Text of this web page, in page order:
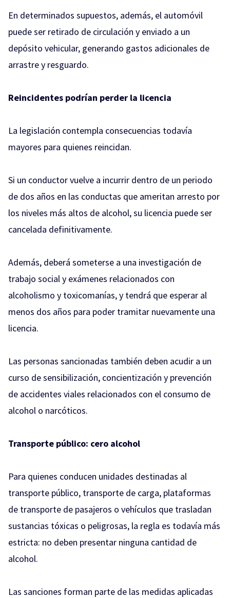
En determinados supuestos, además, el automóvil
puede ser retirado de circulación y enviado a un
depósito vehicular, generando gastos adicionales de
arrastre y resguardo.
Reincidentes podrían perder la licencia
La legislación contempla consecuencias todavía
mayores para quienes reincidan.
Si un conductor vuelve a incurrir dentro de un periodo
de dos años en las conductas que ameritan arresto por
los niveles más altos de alcohol, su licencia puede ser
cancelada definitivamente.
Además, deberá someterse a una investigación de
trabajo social y exámenes relacionados con
alcoholismo y toxicomanías, y tendrá que esperar al
menos dos años para poder tramitar nuevamente una
licencia.
Las personas sancionadas también deben acudir a un
curso de sensibilización, concientización y prevención
de accidentes viales relacionados con el consumo de
alcohol o narcóticos.
Transporte público: cero alcohol
Para quienes conducen unidades destinadas al
transporte público, transporte de carga, plataformas
de transporte de pasajeros o vehículos que trasladan
sustancias tóxicas o peligrosas, la regla es todavía más
estricta: no deben presentar ninguna cantidad de
alcohol.
Las sanciones forman parte de las medidas aplicadas